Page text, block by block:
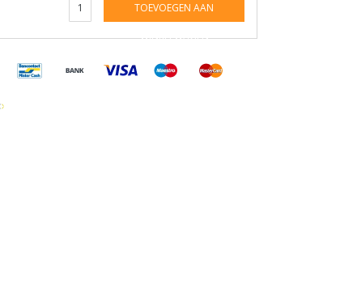
TOEVOEGEN AAN
WINKELWAGEN